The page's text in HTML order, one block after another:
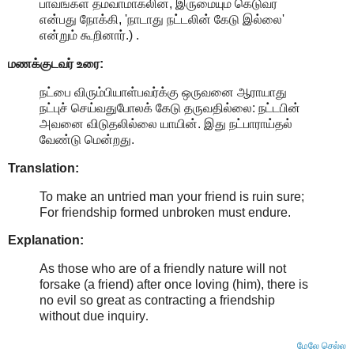
பாவங்கள் தமவாமாகலின், இருமையும் கெடுவர்
என்பது நோக்கி, 'நாடாது நட்டலின் கேடு இல்லை'
என்றும் கூறினார்.) .
மணக்குடவர் உரை:
நட்பை விரும்பியாள்பவர்க்கு ஒருவனை ஆராயாது
நட்புச் செய்வதுபோலக் கேடு தருவதில்லை: நட்டபின்
அவனை விடுதலில்லை யாயின். இது நட்பாராய்தல்
வேண்டு மென்றது.
Translation:
To make an untried man your friend is ruin sure;
For friendship formed unbroken must endure.
Explanation:
As those who are of a friendly nature will not
forsake (a friend) after once loving (him), there is
no evil so great as contracting a friendship
without due inquiry.
மேலே செல்ல